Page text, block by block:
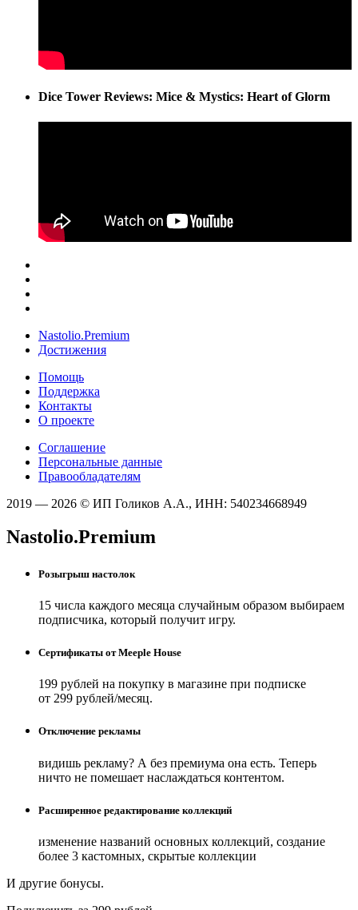
Dice Tower Reviews: Mice & Mystics: Heart of Glorm
Nastolio.Premium
Достижения
Помощь
Поддержка
Контакты
О проекте
Соглашение
Персональные данные
Правообладателям
2019 — 2026 © ИП Голиков А.А., ИНН: 540234668949
Nastolio.Premium
Розыгрыш настолок
15 числа каждого месяца случайным образом выбираем
подписчика, который получит игру.
Сертификаты от Meeple House
199 рублей на покупку в магазине при подписке
от 299 рублей/месяц.
Отключение рекламы
видишь рекламу? А без премиума она есть. Теперь
ничто не помешает наслаждаться контентом.
Расширенное редактирование коллекций
изменение названий основных коллекций, создание
более 3 кастомных, скрытые коллекции
И другие бонусы.